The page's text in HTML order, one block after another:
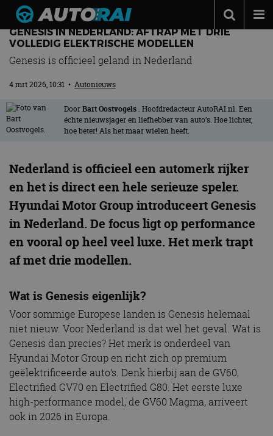
Autonieuws
Podcast
Autotests
Automerken
Adverteren
MotorRAI.nl
GENESIS IN NEDERLAND: AFTRAP MET DRIE
VOLLEDIG ELEKTRISCHE MODELLEN
Genesis is officieel geland in Nederland
4 mrt 2026, 10:31 • Autonieuws
DoorBart Oostvogels . Hoofdredacteur AutoRAI.nl. Een
échte nieuwsjager en liefhebber van auto’s. Hoe lichter,
hoe beter! Als het maar wielen heeft.
Nederland is officieel een automerk rijker
en het is direct een hele serieuze speler.
Hyundai Motor Group introduceert Genesis
in Nederland. De focus ligt op performance
en vooral op heel veel luxe. Het merk trapt
af met drie modellen.
Wat is Genesis eigenlijk?
Voor sommige Europese landen is Genesis helemaal
niet nieuw. Voor Nederland is dat wel het geval. Wat is
Genesis dan precies? Het merk is onderdeel van
Hyundai Motor Group en richt zich op premium
geëlektrificeerde auto’s. Denk hierbij aan de GV60,
Electrified GV70 en Electrified G80. Het eerste luxe
high-performance model, de GV60 Magma, arriveert
ook in 2026 in Europa.